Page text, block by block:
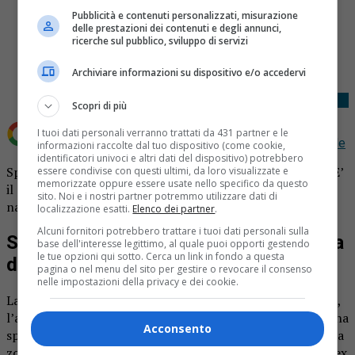
Share
Aggiungi Notizia Oggi.it come Fonte preferita su Google
Spiaggia nudisti a Varallo: il Comune ha dato il via libera. E’
il primo caso in Italia di una zona per la pratica del
naturismo lungo un fiume. Sarà alla Balangera.
Spiaggia nudisti a Varallo: il Comune ha
dato il via libera
La giunta comunale di Varallo accetta la richiesta di Anita,
l’associazione naturista che ha proposto l’istituzione di una
spiaggetta per nudisti lungo il Sesia. E’ stata confermata la
Pubblicità e contenuti personalizzati, misurazione
delle prestazioni dei contenuti e degli annunci,
ricerche sul pubblico, sviluppo di servizi
Archiviare informazioni su dispositivo e/o accedervi
Scopri di più
I tuoi dati personali verranno trattati da 431 partner e le
informazioni raccolte dal tuo dispositivo (come cookie,
identificatori univoci e altri dati del dispositivo) potrebbero
essere condivise con questi ultimi, da loro visualizzate e
memorizzate oppure essere usate nello specifico da questo
sito. Noi e i nostri partner potremmo utilizzare dati di
localizzazione esatti. Elenco dei partner.
Alcuni fornitori potrebbero trattare i tuoi dati personali sulla
base dell'interesse legittimo, al quale puoi opporti gestendo
le tue opzioni qui sotto. Cerca un link in fondo a questa
pagina o nel menu del sito per gestire o revocare il consenso
nelle impostazioni della privacy e dei cookie.
Acconsento